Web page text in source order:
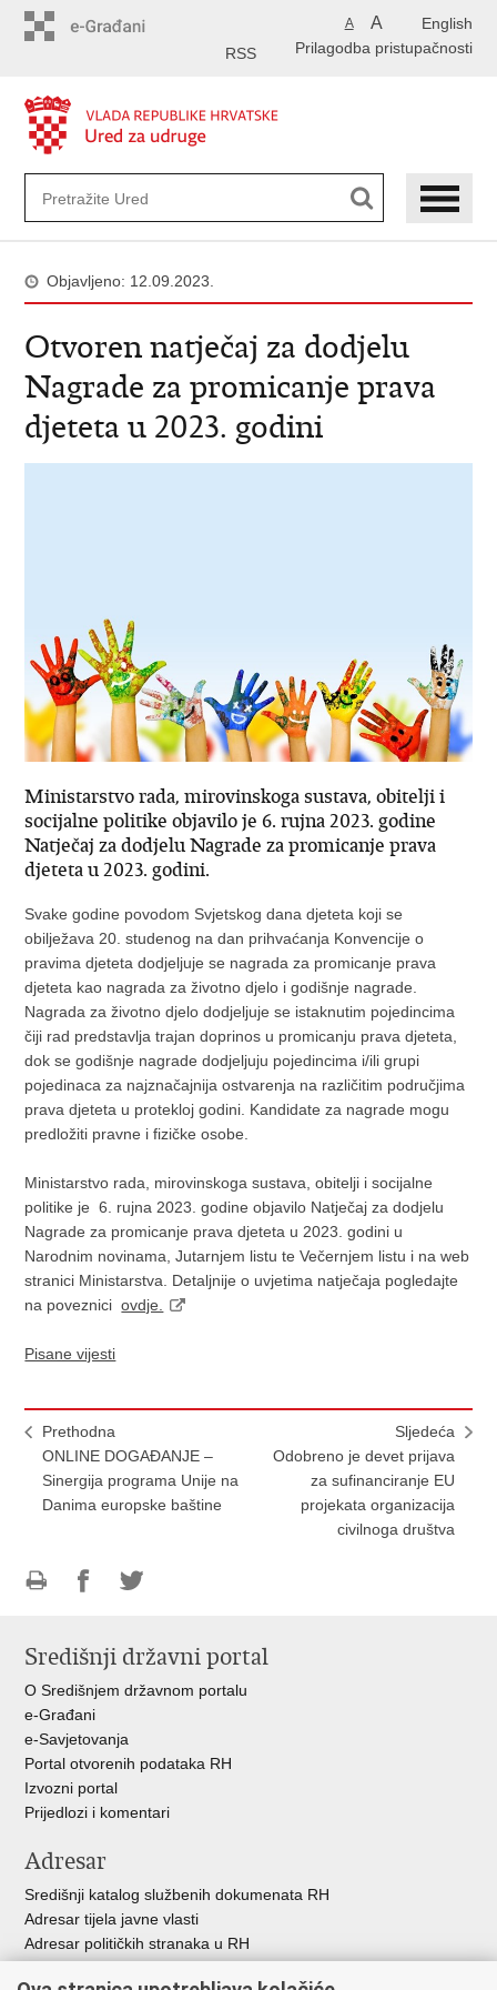
English
A A
Prilagodba pristupačnosti
RSS
Objavljeno: 12.09.2023.
Otvoren natječaj za dodjelu
Nagrade za promicanje prava
djeteta u 2023. godini
Ministarstvo rada, mirovinskoga sustava, obitelji i
socijalne politike objavilo je 6. rujna 2023. godine
Natječaj za dodjelu Nagrade za promicanje prava
djeteta u 2023. godini.
Svake godine povodom Svjetskog dana djeteta koji se
obilježava 20. studenog na dan prihvaćanja Konvencije o
pravima djeteta dodjeljuje se nagrada za promicanje prava
djeteta kao nagrada za životno djelo i godišnje nagrade.
Nagrada za životno djelo dodjeljuje se istaknutim pojedincima
čiji rad predstavlja trajan doprinos u promicanju prava djeteta,
dok se godišnje nagrade dodjeljuju pojedincima i/ili grupi
pojedinaca za najznačajnija ostvarenja na različitim područjima
prava djeteta u protekloj godini. Kandidate za nagrade mogu
predložiti pravne i fizičke osobe.
Ministarstvo rada, mirovinskoga sustava, obitelji i socijalne
politike je 6. rujna 2023. godine objavilo Natječaj za dodjelu
Nagrade za promicanje prava djeteta u 2023. godini u
Narodnim novinama, Jutarnjem listu te Večernjem listu i na web
stranici Ministarstva. Detaljnije o uvjetima natječaja pogledajte
na povezniciovdje.
Pisane vijesti
Prethodna
ONLINE DOGAĐANJE –
Sinergija programa Unije na
Danima europske baštine
Sljedeća
Odobreno je devet prijava
za sufinanciranje EU
projekata organizacija
civilnoga društva
FacebookuTwitteru
Središnji državni portal
O Središnjem državnom portalu
e-Građani
e-Savjetovanja
Portal otvorenih podataka RH
Izvozni portal
Prijedlozi i komentari
Adresar
Središnji katalog službenih dokumenata RH
Adresar tijela javne vlasti
Adresar političkih stranaka u RH